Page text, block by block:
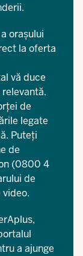
orașului
la oferta
vă duce
de
legate
Puteți
de
(0800 4
de
a ajunge